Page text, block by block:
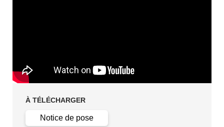
À TÉLÉCHARGER
Notice de pose